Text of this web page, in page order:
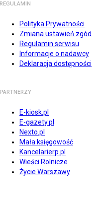
REGULAMIN
Polityka Prywatności
Zmiana ustawień zgód
Regulamin serwisu
Informacje o nadawcy
Deklaracja dostępności
PARTNERZY
E-kiosk.pl
E-gazety.pl
Nexto.pl
Mała księgowość
Kancelarierp.pl
Wieści Rolnicze
Życie Warszawy